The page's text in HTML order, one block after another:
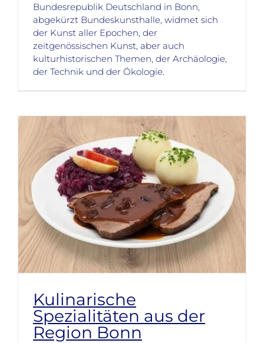
Bundesrepublik Deutschland in Bonn,
abgekürzt Bundeskunsthalle, widmet sich
der Kunst aller Epochen, der
zeitgenössischen Kunst, aber auch
kulturhistorischen Themen, der Archäologie,
der Technik und der Ökologie.
Kulinarische
Spezialitäten aus der
Region Bonn